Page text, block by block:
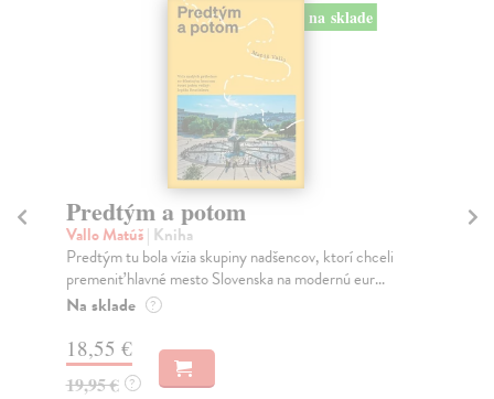
na sklade
Predtým a potom
Vallo Matúš| Kniha
Predtým tu bola vízia skupiny nadšencov, ktorí chceli
premeniť hlavné mesto Slovenska na modernú eur...
Na sklade ?
18,55 €
19,95 € ?